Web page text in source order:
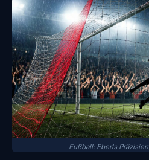
Fußball: Eberls